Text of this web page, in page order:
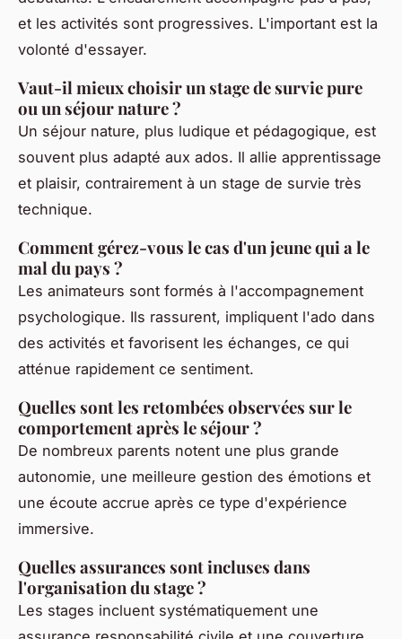
et les activités sont progressives. L'important est la
volonté d'essayer.
Vaut-il mieux choisir un stage de survie pure
ou un séjour nature ?
Un séjour nature, plus ludique et pédagogique, est
souvent plus adapté aux ados. Il allie apprentissage
et plaisir, contrairement à un stage de survie très
technique.
Comment gérez-vous le cas d'un jeune qui a le
mal du pays ?
Les animateurs sont formés à l'accompagnement
psychologique. Ils rassurent, impliquent l'ado dans
des activités et favorisent les échanges, ce qui
atténue rapidement ce sentiment.
Quelles sont les retombées observées sur le
comportement après le séjour ?
De nombreux parents notent une plus grande
autonomie, une meilleure gestion des émotions et
une écoute accrue après ce type d'expérience
immersive.
Quelles assurances sont incluses dans
l'organisation du stage ?
Les stages incluent systématiquement une